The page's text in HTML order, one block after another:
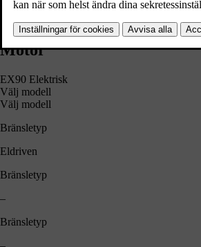
Välj modell
Utforska EX90Bygg din egen
Motor
EX90 Elektrisk
Välj modell
Välj modell
Bränsletyp
Eldriven
Bränsletyp
–
Bränsletyp